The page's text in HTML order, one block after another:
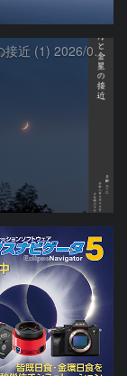
月と金星の接近 (1) 2026/07/17